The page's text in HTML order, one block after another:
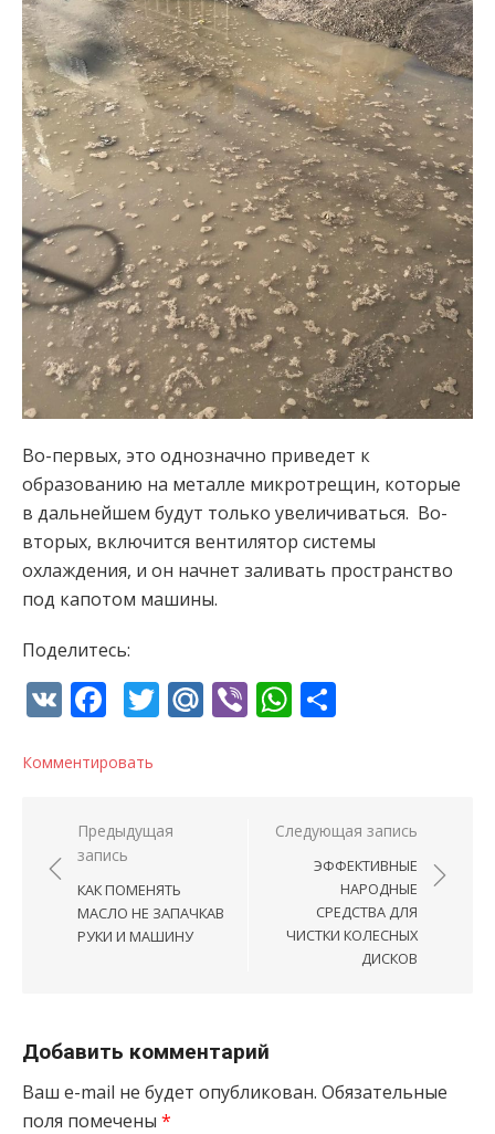
Во-первых, это однозначно приведет к
образованию на металле микротрещин, которые
в дальнейшем будут только увеличиваться. Во-
вторых, включится вентилятор системы
охлаждения, и он начнет заливать пространство
под капотом машины.
Поделитесь:
VK Facebook
Twitter
Mail.Ru
ViberWhatsApp
Комментировать
Навигация по записям
Предыдущая
запись
КАК ПОМЕНЯТЬ
МАСЛО НЕ ЗАПАЧКАВ
РУКИ И МАШИНУ
Следующая запись
ЭФФЕКТИВНЫЕ
НАРОДНЫЕ
СРЕДСТВА ДЛЯ
ЧИСТКИ КОЛЕСНЫХ
ДИСКОВ
Добавить комментарий
Ваш e-mail не будет опубликован. Обязательные
поля помечены *